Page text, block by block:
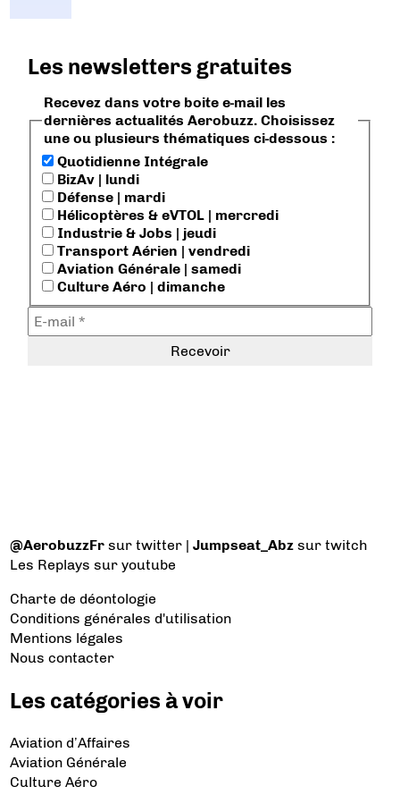
Les newsletters gratuites
Recevez dans votre boite e-mail les
dernières actualités Aerobuzz. Choisissez
une ou plusieurs thématiques ci-dessous :
Quotidienne Intégrale
BizAv | lundi
Défense | mardi
Hélicoptères & eVTOL | mercredi
Industrie & Jobs | jeudi
Transport Aérien | vendredi
Aviation Générale | samedi
Culture Aéro | dimanche
@AerobuzzFr sur twitter |Jumpseat_Abz sur twitch
Les Replays sur youtube
Charte de déontologie
Conditions générales d'utilisation
Mentions légales
Nous contacter
Les catégories à voir
Aviation d’Affaires
Aviation Générale
Culture Aéro